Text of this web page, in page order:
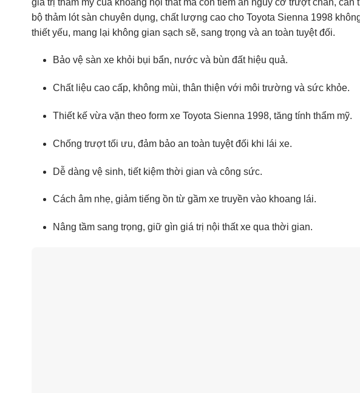
bộ thảm lót sàn chuyên dụng, chất lượng cao cho Toyota Sienna 1998
thiết yếu, mang lại không gian sạch sẽ, sang trọng và an toàn tuyệt đối.
Bảo vệ sàn xe khỏi bụi bẩn, nước và bùn đất hiệu quả.
Chất liệu cao cấp, không mùi, thân thiện với môi trường và sức khỏe.
Thiết kế vừa vặn theo form xe Toyota Sienna 1998, tăng tính thẩm mỹ.
Chống trượt tối ưu, đảm bảo an toàn tuyệt đối khi lái xe.
Dễ dàng vệ sinh, tiết kiệm thời gian và công sức.
Cách âm nhẹ, giảm tiếng ồn từ gầm xe truyền vào khoang lái.
Nâng tầm sang trọng, giữ gìn giá trị nội thất xe qua thời gian.